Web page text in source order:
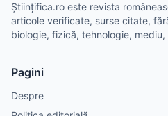
Științifica.ro este revista
articole verificate, surse citate,
biologie, fizică, tehnologie, mediu,
Pagini
Despre